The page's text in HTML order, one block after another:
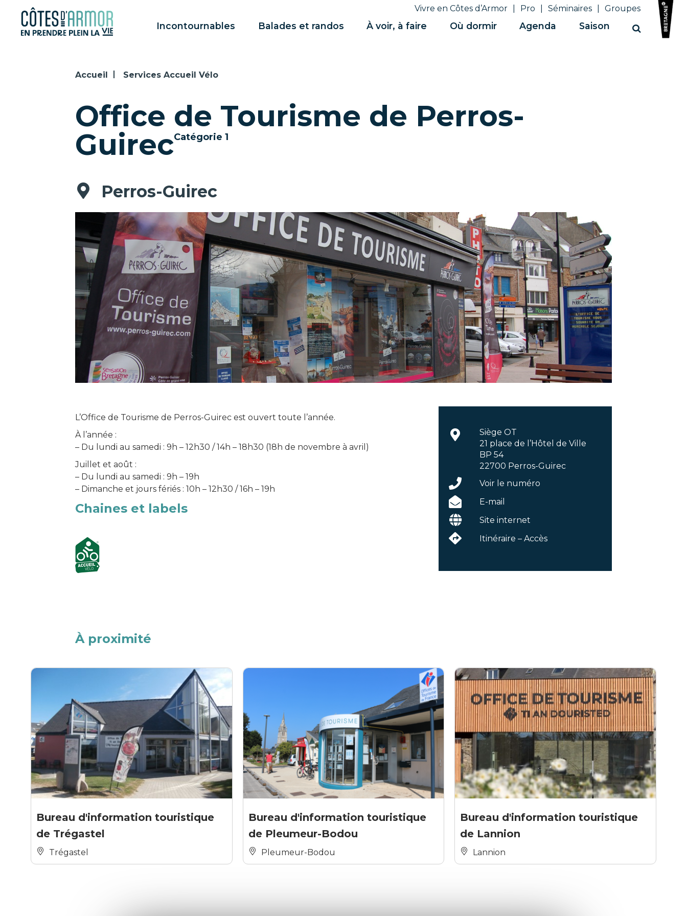
Panneau de gestion des cookies Vivre en Côtes d’Armor Pro Séminaires Groupes
Incontournables Balades et randos À voir, à faire Où dormir Agenda Saison
Accueil Services Accueil Vélo
Office de Tourisme de Perros-
GuirecCatégorie 1
Perros-Guirec
L’Office de Tourisme de Perros-Guirec est ouvert toute l’année.
À l’année :
– Du lundi au samedi : 9h – 12h30 / 14h – 18h30 (18h de novembre à avril)
Juillet et août :
– Du lundi au samedi : 9h – 19h
– Dimanche et jours fériés : 10h – 12h30 / 16h – 19h
Chaines et labels
Siège OT
21 place de l’Hôtel de Ville
BP 54
22700 Perros-Guirec
Voir le numéro
E-mail
Site internet
Itinéraire – Accès
À proximité
Bureau d'information touristique
de Trégastel
Trégastel
Bureau d'information touristique
de Pleumeur-Bodou
Pleumeur-Bodou
Bureau d'information touristique
de Lannion
Lannion